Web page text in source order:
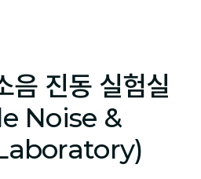
음 진동 실험실
Noise &